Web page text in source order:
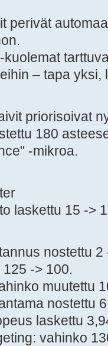
perivät
kuolemat
– tapa yksi,
priorisoivat
180
-mikroa.
laskettu 15 ->
nostettu 2
-> 100.
muutettu
nostettu
laskettu
vahinko